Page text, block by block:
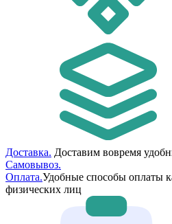
Доставка. Доставим вовремя
Самовывоз.
Оплата.Удобные способы оплаты
физических лиц